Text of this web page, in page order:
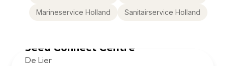
Marineservice Holland
Sanitairservice Holland
Bekijk project
Seed Connect Centre
De Lier